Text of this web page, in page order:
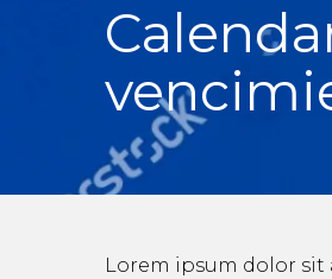
Lorem ipsum dolor